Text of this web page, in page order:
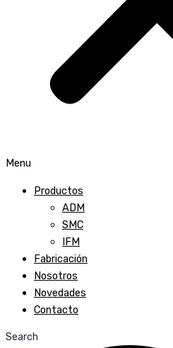
Menu
Productos
ADM
SMC
IFM
Fabricación
Nosotros
Novedades
Contacto
Search